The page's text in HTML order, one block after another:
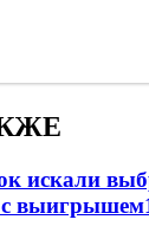
искали
с выигрышем